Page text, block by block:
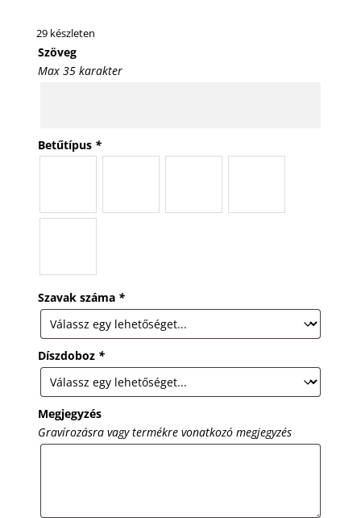
29 készleten
Szöveg
Max 35 karakter
Betűtípus *
Szavak száma *
Díszdoboz *
Megjegyzés
Gravírozásra vagy termékre vonatkozó megjegyzés